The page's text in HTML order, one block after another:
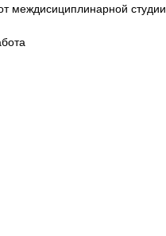
междисициплинарной студии